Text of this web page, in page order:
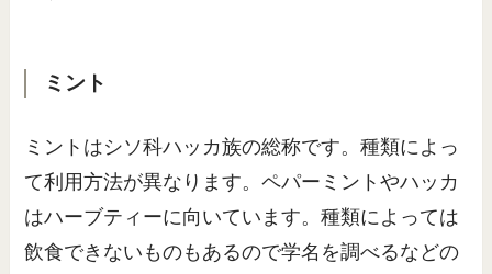
ミント
ミントはシソ科ハッカ族の総称です。種類によっ
て利用方法が異なります。ペパーミントやハッカ
はハーブティーに向いています。種類によっては
飲食できないものもあるので学名を調べるなどの